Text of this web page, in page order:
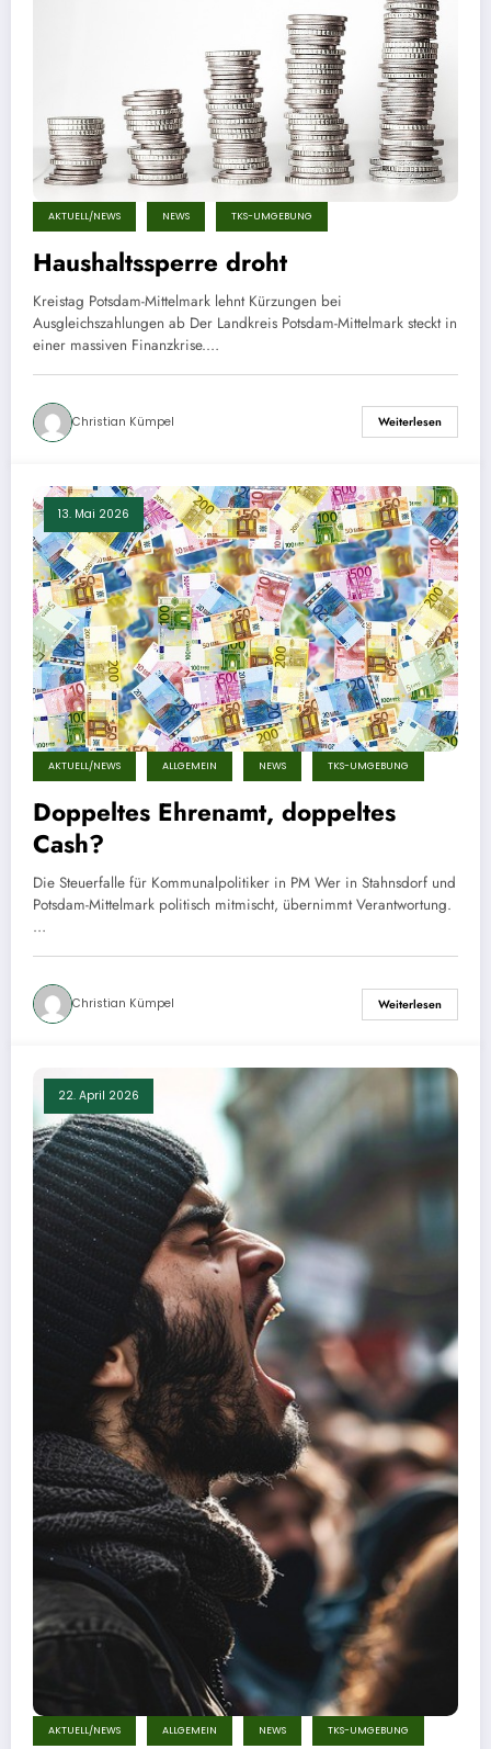
AKTUELL/NEWS NEWS TKS-UMGEBUNG
Haushaltssperre droht
Kreistag Potsdam-Mittelmark lehnt Kürzungen bei
Ausgleichszahlungen ab Der Landkreis Potsdam-Mittelmark steckt in
einer massiven Finanzkrise.…
Christian Kümpel Weiterlesen
13. Mai 2026
AKTUELL/NEWS ALLGEMEIN NEWS TKS-UMGEBUNG
Doppeltes Ehrenamt, doppeltes
Cash?
Die Steuerfalle für Kommunalpolitiker in PM Wer in Stahnsdorf und
Potsdam-Mittelmark politisch mitmischt, übernimmt Verantwortung.
…
Christian Kümpel Weiterlesen
22. April 2026
AKTUELL/NEWS ALLGEMEIN NEWS TKS-UMGEBUNG